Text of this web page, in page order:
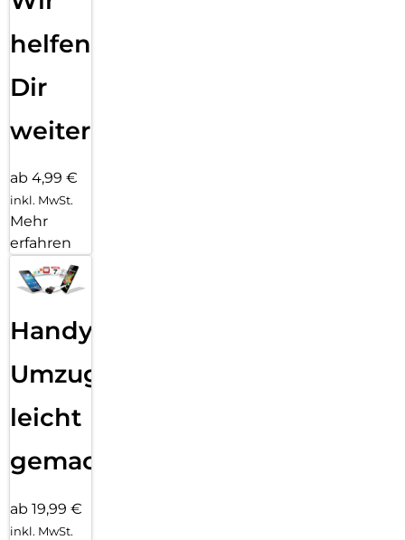
helfen
Dir
weiter
ab 4,99 €
inkl. MwSt.
Mehr
erfahren
Handy
Umzug
leicht
gemacht!
ab 19,99 €
inkl. MwSt.